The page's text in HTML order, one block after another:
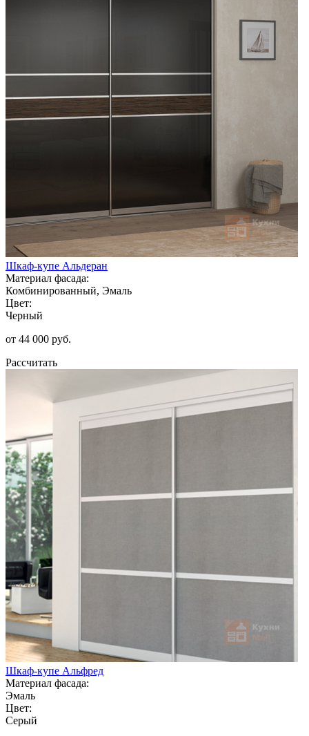
Шкаф-купе Альдеран
Материал фасада:
Комбинированный, Эмаль
Цвет:
Черный
от 44 000 руб.
Рассчитать
Шкаф-купе Альфред
Материал фасада:
Эмаль
Цвет:
Серый